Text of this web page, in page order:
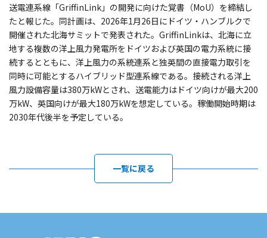
送電連系線「GriffinLink」の開発に向けた覚書（MoU）を締結し
たと報じた。同計画は、2026年1月26日にドイツ・ハンブルクで
開催された北海サミットで発表された。GriffinLinkは、北海に立
地する複数の洋上風力発電所をドイツおよび英国の電力系統に接
続するとともに、洋上風力の系統連系と独英間の直接電力取引を
同時に可能とするハイブリッド型連系線である。接続される洋上
風力設備容量は380万kWとされ、送電能力はドイツ向けが最大200
万kW、英国向けが最大180万kWを想定している。稼働開始時期は
2030年代後半を予定している。
一覧に戻る